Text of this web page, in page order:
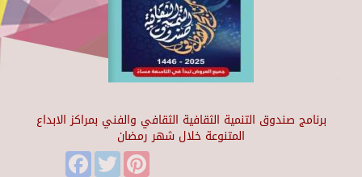
برنامج صندوق التنمية الثقافية الثقافي والفني بمراكز الابداع
المتنوعة خلال شهر رمضان
FacebookTwitter